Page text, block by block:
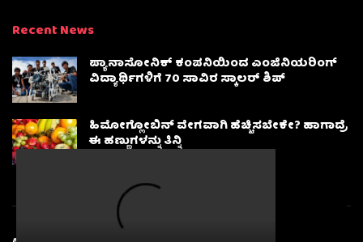
Recent News
ಪ್ಯಾನಾಸೋನಿಕ್ ಕಂಪನಿಯಿಂದ ಎಂಜಿನಿಯರಿಂಗ್
ವಿದ್ಯಾರ್ಥಿಗಳಿಗೆ 70 ಸಾವಿರ ಸ್ಕಾಲರ್ ಶಿಪ್
ಹಿಮೋಗ್ಲೋಬಿನ್ ವೇಗವಾಗಿ ಹೆಚ್ಚಿಸಬೇಕೇ? ಹಾಗಾದ್ರೆ
ಈ ಹಣ್ಣುಗಳನ್ನು ತಿನ್ನಿ